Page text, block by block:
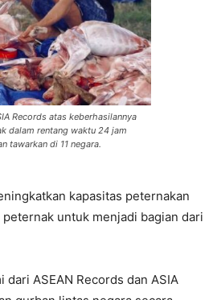
Records atas keberhasilannya
dalam rentang waktu 24 jam
tawarkan di 11 negara.
kapasitas peternakan
untuk menjadi bagian dari
dari ASEAN Records dan ASIA